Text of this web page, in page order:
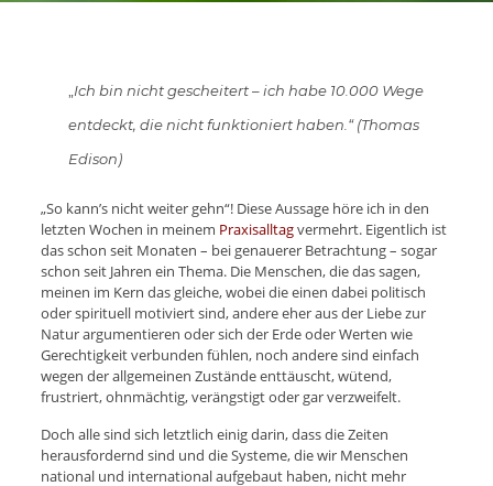
Ich bin nicht gescheitert – ich habe 10.000 Wege
entdeckt, die nicht funktioniert haben.“ (Thomas
Edison)
„So kann’s nicht weiter gehn“! Diese Aussage höre ich in den
letzten Wochen in meinem Praxisalltagvermehrt. Eigentlich ist
das schon seit Monaten – bei genauerer Betrachtung – sogar
schon seit Jahren ein Thema. Die Menschen, die das sagen,
meinen im Kern das gleiche, wobei die einen dabei politisch
oder spirituell motiviert sind, andere eher aus der Liebe zur
Natur argumentieren oder sich der Erde oder Werten wie
Gerechtigkeit verbunden fühlen, noch andere sind einfach
wegen der allgemeinen Zustände enttäuscht, wütend,
frustriert, ohnmächtig, verängstigt oder gar verzweifelt.
Doch alle sind sich letztlich einig darin, dass die Zeiten
herausfordernd sind und die Systeme, die wir Menschen
national und international aufgebaut haben, nicht mehr